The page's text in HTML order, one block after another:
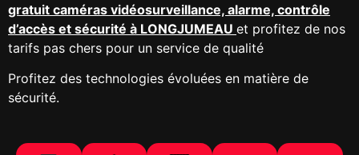
gratuit caméras vidéosurveillance, alarme, contrôle
d’accès et sécurité à LONGJUMEAU et profitez de nos
tarifs pas chers pour un service de qualité
Profitez des technologies évoluées en matière de
sécurité.